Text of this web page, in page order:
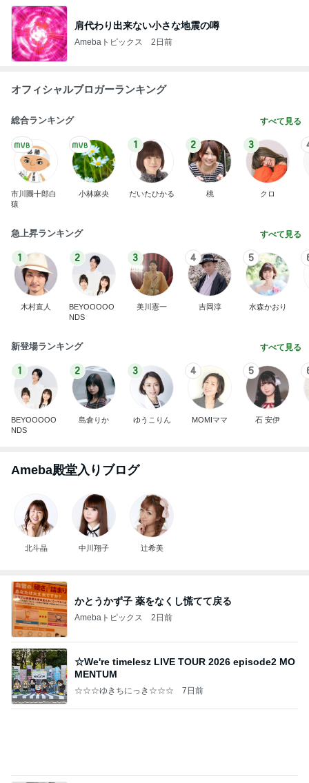
肩代わり出来ない小さな地震の噂
Amebaトピックス 2日前
オフィシャルブロガーランキング
総合ランキング すべて見る
市川團十郎白
猿
小林麻央
1
だいたひかる
2
桃
3
クロ
急上昇ランキング すべて見る
1
木村直人
2
BEYOOOOO
NDS
3
美川憲一
4
吉岡淳
5
水森かおり
新登場ランキング すべて見る
1
BEYOOOOO
NDS
2
島倉りか
3
ゆうこりん
4
MOMIママ
5
石 安伊
Ameba殿堂入りブログ
北斗晶 中川翔子 辻希美
かとうかず子 薬をなくし慌てて戻る
Amebaトピックス 2日前
☆We're timelesz LIVE TOUR 2026 episode2 MO
MENTUM
☆☆☆ゆきちにっき☆☆☆ 7日前